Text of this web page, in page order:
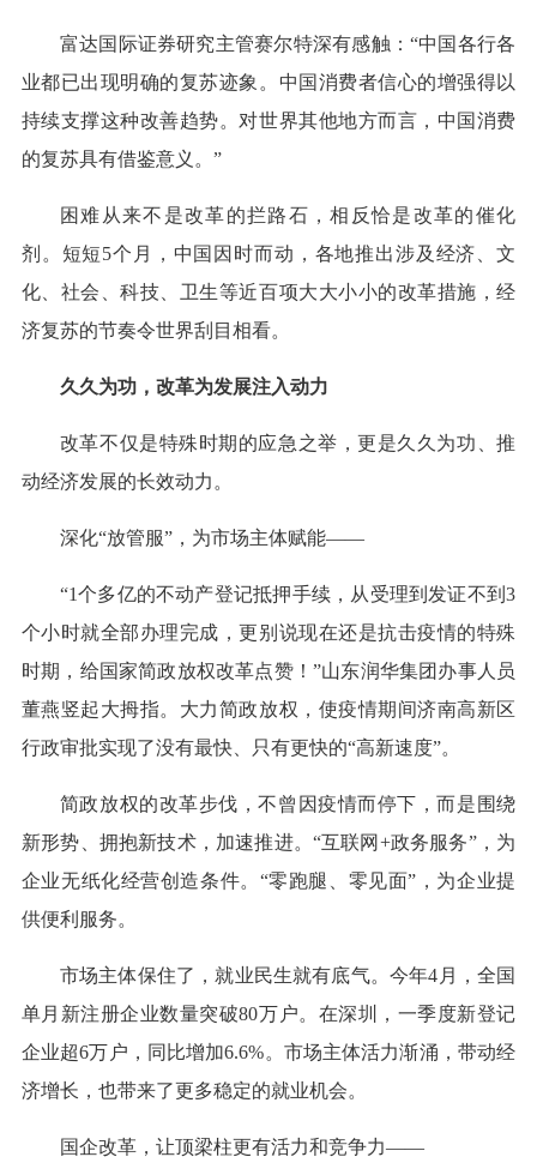
富达国际证券研究主管赛尔特深有感触：“中国各行各
业都已出现明确的复苏迹象。中国消费者信心的增强得以
持续支撑这种改善趋势。对世界其他地方而言，中国消费
的复苏具有借鉴意义。”
困难从来不是改革的拦路石，相反恰是改革的催化
剂。短短5个月，中国因时而动，各地推出涉及经济、文
化、社会、科技、卫生等近百项大大小小的改革措施，经
济复苏的节奏令世界刮目相看。
久久为功，改革为发展注入动力
改革不仅是特殊时期的应急之举，更是久久为功、推
动经济发展的长效动力。
深化“放管服”，为市场主体赋能——
“1个多亿的不动产登记抵押手续，从受理到发证不到3
个小时就全部办理完成，更别说现在还是抗击疫情的特殊
时期，给国家简政放权改革点赞！”山东润华集团办事人员
董燕竖起大拇指。大力简政放权，使疫情期间济南高新区
行政审批实现了没有最快、只有更快的“高新速度”。
简政放权的改革步伐，不曾因疫情而停下，而是围绕
新形势、拥抱新技术，加速推进。“互联网+政务服务”，为
企业无纸化经营创造条件。“零跑腿、零见面”，为企业提
供便利服务。
市场主体保住了，就业民生就有底气。今年4月，全国
单月新注册企业数量突破80万户。在深圳，一季度新登记
企业超6万户，同比增加6.6%。市场主体活力渐涌，带动经
济增长，也带来了更多稳定的就业机会。
国企改革，让顶梁柱更有活力和竞争力——